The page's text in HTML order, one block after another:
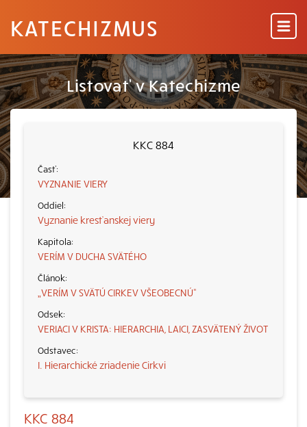
KATECHIZMUS
Listovať v Katechizme
KKC 884
VYZNANIE VIERY
Vyznanie kresťanskej viery
VERÍM V DUCHA SVÄTÉHO
„VERÍM V SVÄTÚ CIRKEV VŠEOBECNÚ“
VERIACI V KRISTA: HIERARCHIA, LAICI, ZASVÄTENÝ ŽIVOT
I. Hierarchické zriadenie Cirkvi
KKC 884